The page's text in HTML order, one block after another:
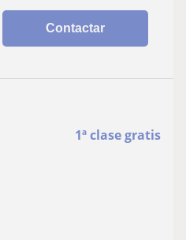
Contactar
1ª clase gratis